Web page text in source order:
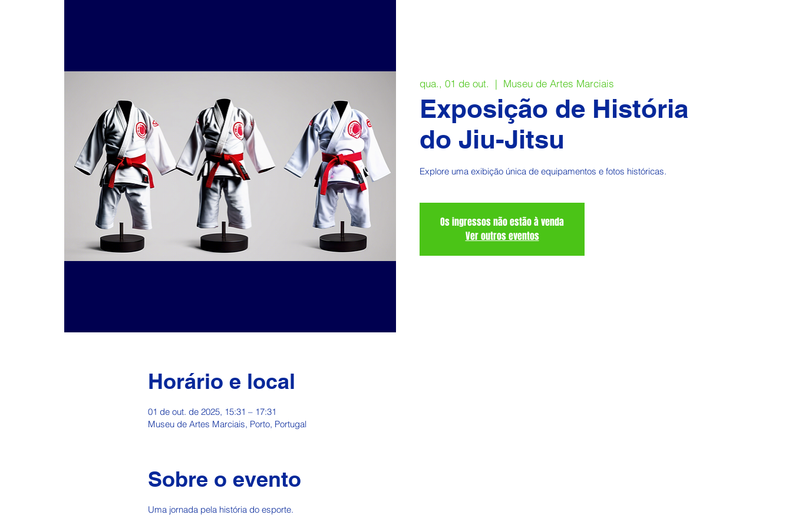
qua., 01 de out.
  |
Museu de Artes Marciais
Exposição de História
do Jiu-Jitsu
Explore uma exibição única de equipamentos e fotos históricas.
Os ingressos não estão à venda
Ver outros eventos
Horário e local
01 de out. de 2025, 15:31 – 17:31
Museu de Artes Marciais, Porto, Portugal
Sobre o evento
Uma jornada pela história do esporte.